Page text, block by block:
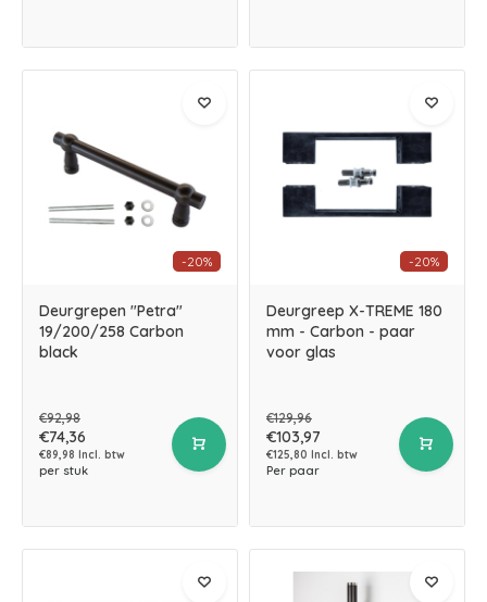
-20%
Deurgrepen "Petra"
19/200/258 Carbon
black
€92,98
€74,36
€89,98 Incl. btw
per stuk
-20%
Deurgreep X-TREME 180
mm - Carbon - paar
voor glas
€129,96
€103,97
€125,80 Incl. btw
Per paar